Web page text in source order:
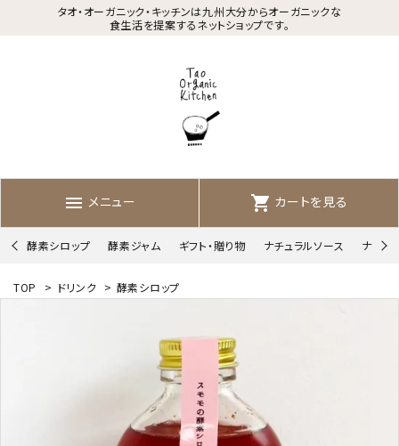
タオ・オーガニック・キッチンは九州大分からオーガニックな
食生活を提案するネットショップです。
menu メニュー shopping_cart カートを見る
酵素シロップ 酵素ジャム ギフト・贈り物 ナチュラルソース ナチュ
TOP > ドリンク > 酵素シロップ